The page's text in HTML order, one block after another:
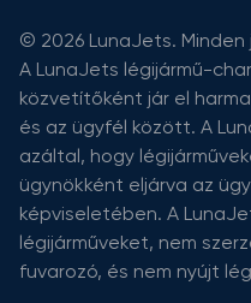
© 2026 LunaJets.
A LunaJets légijármű-
közvetítőként jár el
és az ügyfél között. A
azáltal, hogy
ügynökként eljárva az
képviseletében. A
légijárműveket, nem
fuvarozó, és nem nyújt